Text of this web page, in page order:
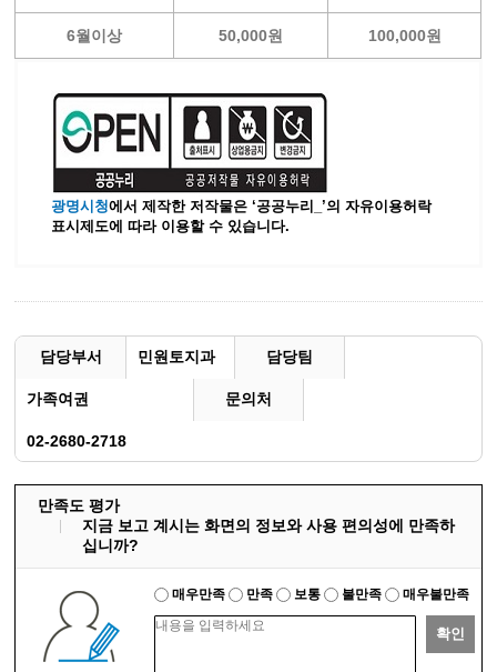
6월이상 50,000원 100,000원
광명시청에서 제작한 저작물은 ‘공공누리_’의 자유이용허락
표시제도에 따라 이용할 수 있습니다.
담당부서 민원토지과 담당팀
가족여권 문의처
02-2680-2718
만족도 평가
지금 보고 계시는 화면의 정보와 사용 편의성에 만족하
십니까?
매우만족 만족 보통 불만족 매우불만족
확인